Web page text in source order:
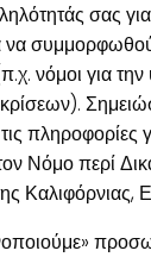
σας
να
νόμοι για την
Νόμο περί
Καλιφόρνιας,